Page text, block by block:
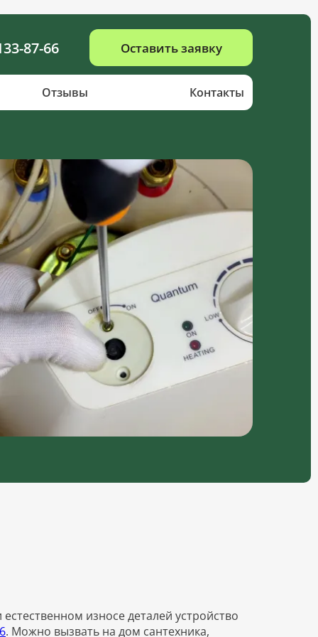
87-66 Оставить заявку
Отзывы Контакты
износе деталей устройство
. Можно вызвать на дом сантехника,